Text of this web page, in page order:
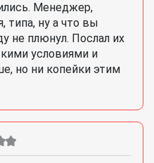
Менеджер,
типа, ну а что вы
не плюнул. Послал их
условиями и
но ни копейки этим